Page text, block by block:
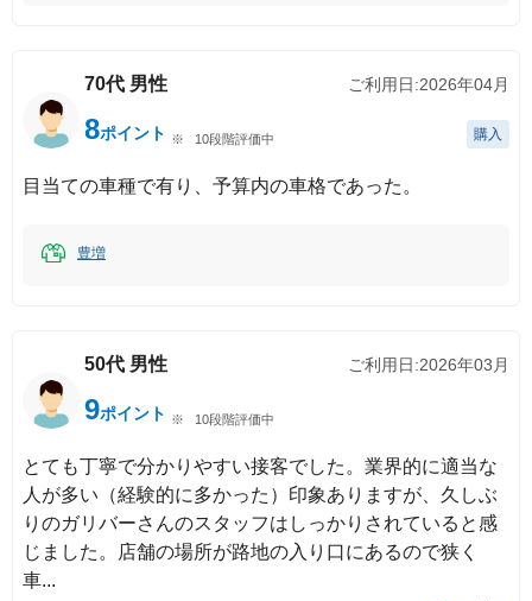
70代 男性 ご利用日:2026年04月
8ポイント 10段階評価中 購入
目当ての車種で有り、予算内の車格であった。
豊増
50代 男性 ご利用日:2026年03月
9ポイント 10段階評価中
とても丁寧で分かりやすい接客でした。業界的に適当な
人が多い（経験的に多かった）印象ありますが、久しぶ
りのガリバーさんのスタッフはしっかりされていると感
じました。店舗の場所が路地の入り口にあるので狭く
車